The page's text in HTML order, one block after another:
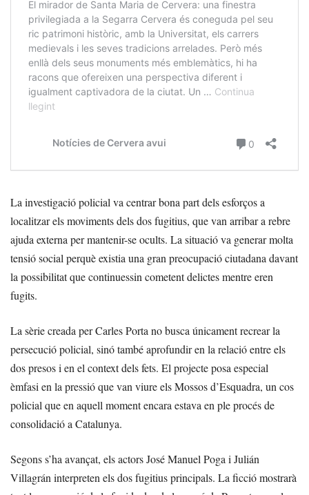
La investigació policial va centrar bona part dels esforços a
localitzar els moviments dels dos fugitius, que van arribar a rebre
ajuda externa per mantenir-se ocults. La situació va generar molta
tensió social perquè existia una gran preocupació ciutadana davant
la possibilitat que continuessin cometent delictes mentre eren
fugits.
La sèrie creada per Carles Porta no busca únicament recrear la
persecució policial, sinó també aprofundir en la relació entre els
dos presos i en el context dels fets. El projecte posa especial
èmfasi en la pressió que van viure els Mossos d’Esquadra, un cos
policial que en aquell moment encara estava en ple procés de
consolidació a Catalunya.
Segons s’ha avançat, els actors José Manuel Poga i Julián
Villagrán interpreten els dos fugitius principals. La ficció mostrarà